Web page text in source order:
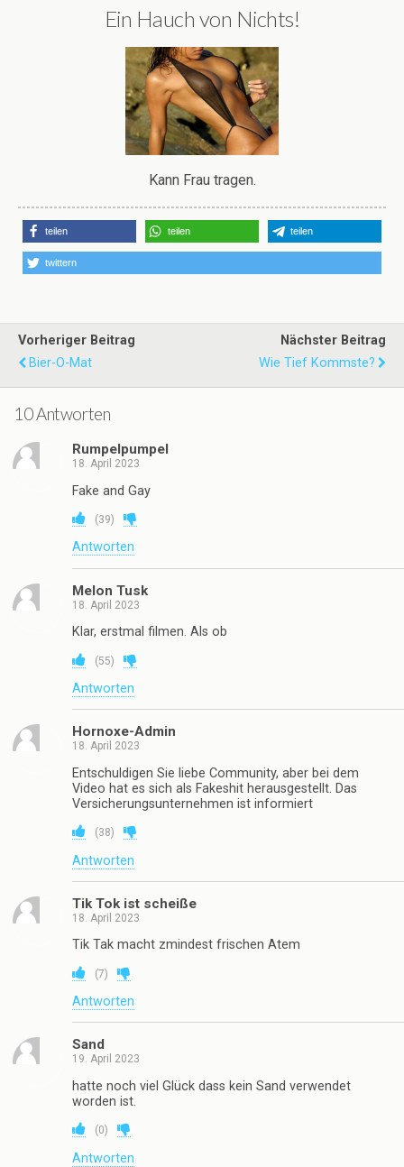
Ein Hauch von Nichts!
Kann Frau tragen.
teilen teilen teilen
twittern
Vorheriger Beitrag
Bier-O-Mat
Nächster Beitrag
Wie Tief Kommste?
10 Antworten
Rumpelpumpel
18. April 2023
Fake and Gay
(39)
Antworten
Melon Tusk
18. April 2023
Klar, erstmal filmen. Als ob
(55)
Antworten
Hornoxe-Admin
18. April 2023
Entschuldigen Sie liebe Community, aber bei dem
Video hat es sich als Fakeshit herausgestellt. Das
Versicherungsunternehmen ist informiert
(38)
Antworten
Tik Tok ist scheiße
18. April 2023
Tik Tak macht zmindest frischen Atem
(7)
Antworten
Sand
19. April 2023
hatte noch viel Glück dass kein Sand verwendet
worden ist.
(0)
Antworten